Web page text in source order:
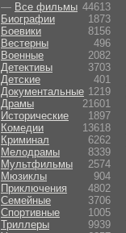
— Все фильмы 44613
Биографии
1873
Боевики
8156
Вестерны
496
Военные
2082
Детективы
3703
Детские
401
Документальные 1219
Драмы
21601
Исторические
1897
Комедии
13618
Криминал
6262
Мелодрамы
8339
Мультфильмы
2574
Мюзиклы
904
Приключения
4802
Семейные
3706
Cпортивные
1005
Триллеры
9939